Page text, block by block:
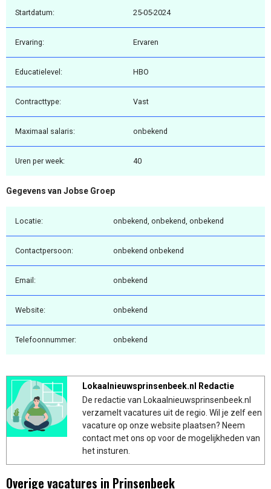
Startdatum: 25-05-2024
Ervaring: Ervaren
Educatielevel: HBO
Contracttype: Vast
Maximaal salaris: onbekend
Uren per week: 40
Gegevens van Jobse Groep
Locatie: onbekend, onbekend, onbekend
Contactpersoon: onbekend onbekend
Email: onbekend
Website: onbekend
Telefoonnummer: onbekend
Lokaalnieuwsprinsenbeek.nl Redactie
De redactie van Lokaalnieuwsprinsenbeek.nl
verzamelt vacatures uit de regio. Wil je zelf een
vacature op onze website plaatsen? Neem
contact met ons op voor de mogelijkheden van
het insturen.
Overige vacatures in Prinsenbeek